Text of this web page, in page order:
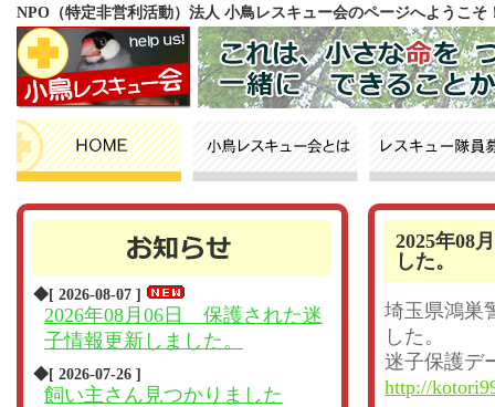
NPO（特定非営利活動）法人 小鳥レスキュー会のページへようこそ
◆[ 2026-08-07 ]
2026年08月06日 保護された迷
子情報更新しました。
◆[ 2026-07-26 ]
飼い主さん見つかりました
2025年08
した。
埼玉県鴻巣
した。
迷子保護デ
http://